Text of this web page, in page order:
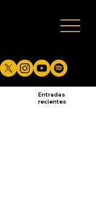
Entradas
recientes